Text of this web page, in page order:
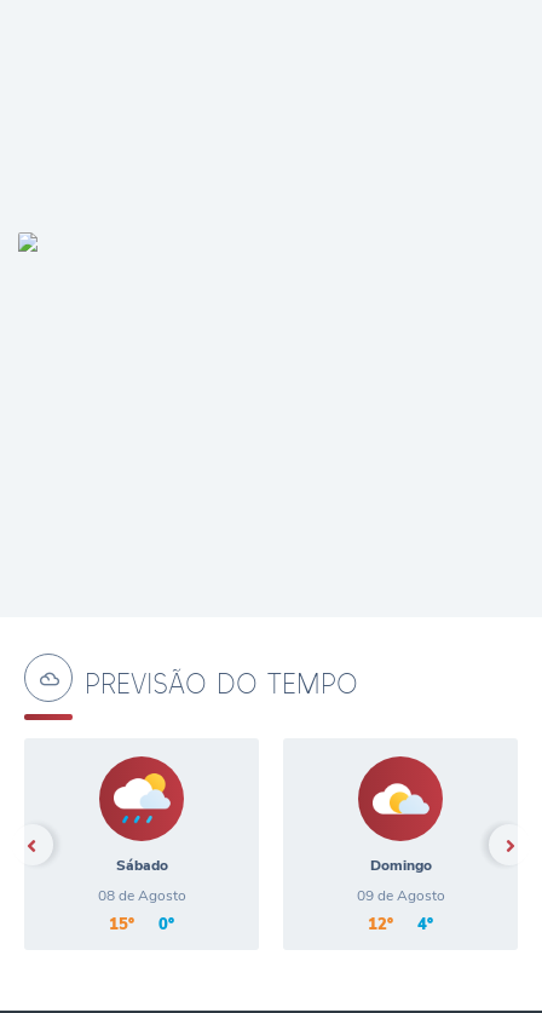
PREVISÃO DO TEMPO
Sábado
08 de Agosto
15º 0º
Domingo
09 de Agosto
12º 4º